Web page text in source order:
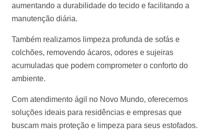
aumentando a durabilidade do tecido e facilitando a
manutenção diária.
Também realizamos limpeza profunda de sofás e
colchões, removendo ácaros, odores e sujeiras
acumuladas que podem comprometer o conforto do
ambiente.
Com atendimento ágil no Novo Mundo, oferecemos
soluções ideais para residências e empresas que
buscam mais proteção e limpeza para seus estofados.